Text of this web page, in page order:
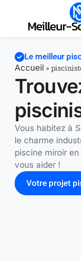
Le meilleur
Accueil »
Vous habitez à
le charme
piscine miroir
vous aider !
Votre projet